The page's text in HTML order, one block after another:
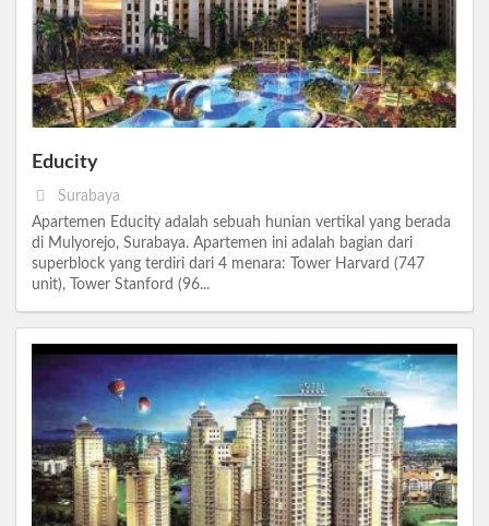
Educity
Surabaya
Apartemen Educity adalah sebuah hunian vertikal yang berada
di Mulyorejo, Surabaya. Apartemen ini adalah bagian dari
superblock yang terdiri dari 4 menara: Tower Harvard (747
unit), Tower Stanford (96...